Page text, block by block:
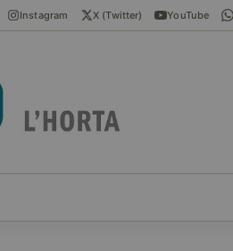
Instagram X (Twitter) YouTube